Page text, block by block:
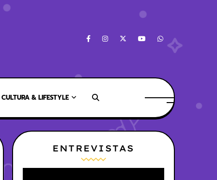
CULTURA & LIFESTYLE
ENTREVISTAS